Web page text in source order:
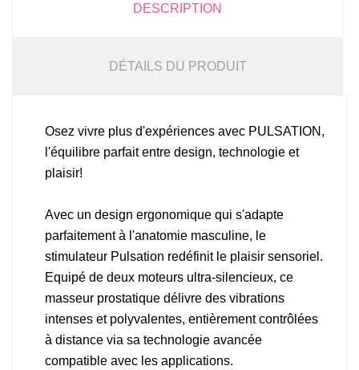
DESCRIPTION
DÉTAILS DU PRODUIT
Osez vivre plus d'expériences avec PULSATION,
l'équilibre parfait entre design, technologie et
plaisir!
Avec un design ergonomique qui s'adapte
parfaitement à l'anatomie masculine, le
stimulateur Pulsation redéfinit le plaisir sensoriel.
Equipé de deux moteurs ultra-silencieux, ce
masseur prostatique délivre des vibrations
intenses et polyvalentes, entièrement contrôlées
à distance via sa technologie avancée
compatible avec les applications.